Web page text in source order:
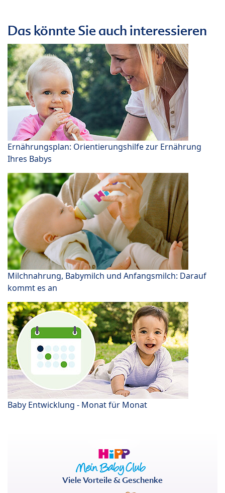
Das könnte Sie auch interessieren
Ernährungsplan: Orientierungshilfe zur Ernährung
Ihres Babys
Milchnahrung, Babymilch und Anfangsmilch: Darauf
kommt es an
Baby Entwicklung - Monat für Monat
Viele Vorteile & Geschenke